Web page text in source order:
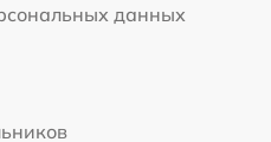
данных